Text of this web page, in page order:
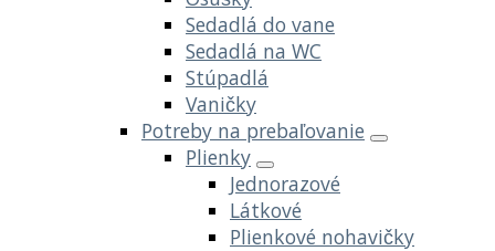
Sedadlá do vane
Sedadlá na WC
Stúpadlá
Vaničky
Potreby na prebaľovanie
Plienky
Jednorazové
Látkové
Plienkové nohavičky